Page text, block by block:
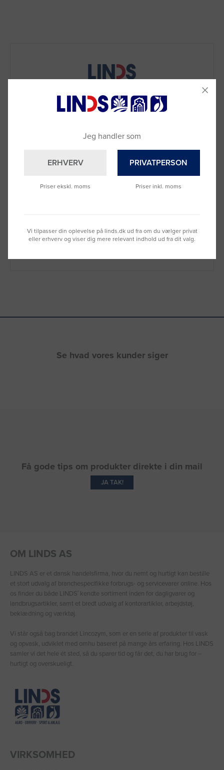
Du kan også kontakte din lokale sælger
se oversigten her
Se hvad vores kunder siger
Få gode tips om produkter direkte i din mail
JA TAK!
OM LINDS AS
LINDS AS er et dansk handelsfirma, hvor du nemt og hurtigt kan bestille
et stort udvalg af branchespecifikke forbrugs- og servicevarer online. Hos
os finder du både LINDS′ kendte sortiment inden for dagligvarer og
landbrugsartikler, samt et bredt udvalg af kontorartikler, arbejdstøj,
beklædning og værktøj.
Vi står også bag brandet Lincozym, som er en serie af produkter til vask
og opvask, udviklet med omhu baseret på mange års erfaring. Hos LINDS
samler vi det hele ét sted, så du sparer tid og får det, du har brug for –
hurtigt og overskueligt.
VIRKSOMHED
Jeg handler som
ERHVERV
Priser ekskl. moms
PRIVATPERSON
Priser inkl. moms
Vi tilpasser din oplevelse på linds.dk ud fra om du vælger privat
eller erhverv og viser dig mere relevant indhold ud fra dit valg.